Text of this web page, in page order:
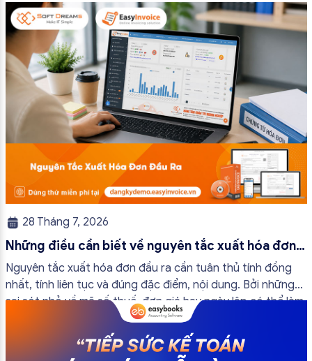
chính không đáng có nếu nắm rõ […]
28 Tháng 7, 2026
Những điều cần biết về nguyên tắc xuất hóa đơn
đầu ra
Nguyên tắc xuất hóa đơn đầu ra cần tuân thủ tính đồng
nhất, tính liên tục và đúng đặc điểm, nội dung. Bởi những
sai sót nhỏ về mã số thuế, đơn giá hay ngày lập có thể làm
ảnh hưởng đến quá trình quyết toán thuế của bạn. Kế
toán có thể tham khảo […]